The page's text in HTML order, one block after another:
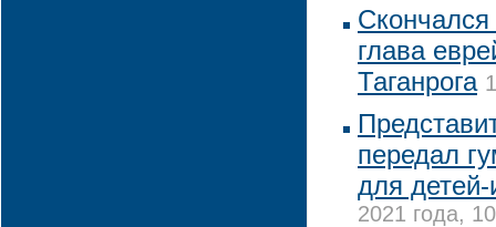
глава
Таганрога
передал
для
2021 года,